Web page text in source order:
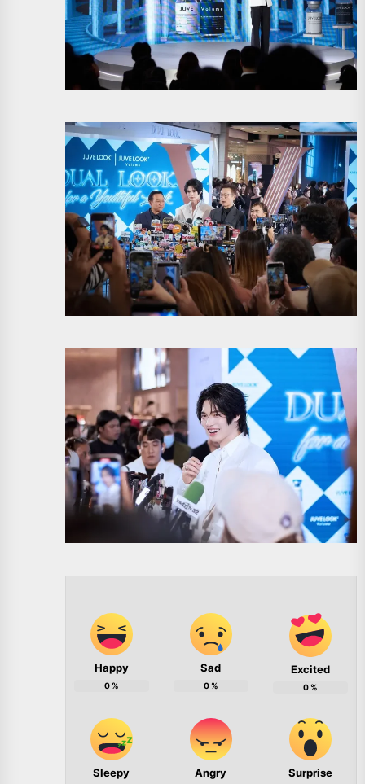
Happy
0%
Sad
0%
Excited
0%
Sleepy Angry Surprise